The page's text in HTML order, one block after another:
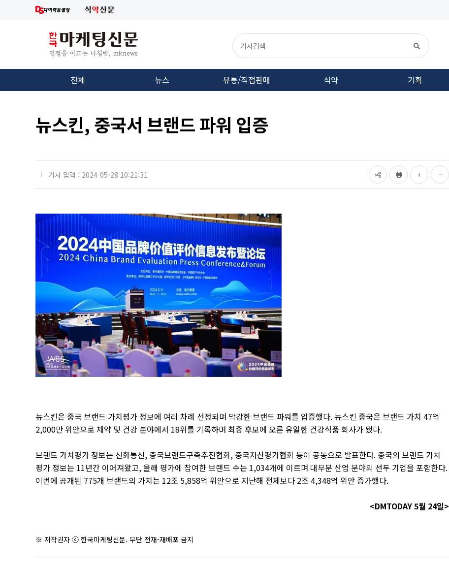
전체 뉴스 유통/직접판매 식약 기획
뉴스킨, 중국서 브랜드 파워 입증
기사 입력 : 2024-05-28 10:21:31
뉴스킨은 중국 브랜드 가치평가 정보에 여러 차례 선정되며 막강한 브랜드 파워를 입증했다. 뉴스킨 중국은 브랜드 가치 47억
2,000만 위안으로 제약 및 건강 분야에서 18위를 기록하며 최종 후보에 오른 유일한 건강식품 회사가 됐다.
브랜드 가치평가 정보는 신화통신, 중국브랜드구축추진협회, 중국자산평가협회 등이 공동으로 발표한다. 중국의 브랜드 가치
평가 정보는 11년간 이어져왔고, 올해 평가에 참여한 브랜드 수는 1,034개에 이르며 대부분 산업 분야의 선두 기업을 포함한다.
이번에 공개된 775개 브랜드의 가치는 12조 5,858억 위안으로 지난해 전체보다 2조 4,348억 위안 증가했다.
<DMTODAY 5월 24일>
※ 저작권자 ⓒ 한국마케팅신문. 무단 전재-재배포 금지